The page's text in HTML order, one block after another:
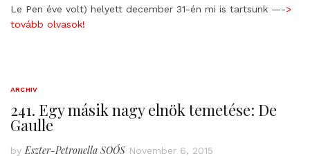
Le Pen éve volt) helyett december 31-én mi is tartsunk —->
tovább olvasok!
ARCHIV
241. Egy másik nagy elnök temetése: De
Gaulle
by Eszter-Petronella SOÓS November 6, 2015